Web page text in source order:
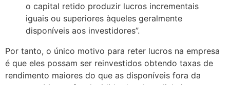
o capital retido produzir lucros incrementais
iguais ou superiores àqueles geralmente
disponíveis aos investidores”.
Por tanto, o único motivo para reter lucros na empresa
é que eles possam ser reinvestidos obtendo taxas de
rendimento maiores do que as disponíveis fora da